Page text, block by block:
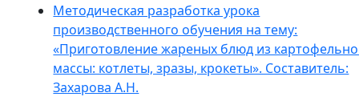
Методическая разработка урока
производственного обучения на тему:
«Приготовление жареных блюд из
массы: котлеты, зразы, крокеты». Составитель:
Захарова А.Н.